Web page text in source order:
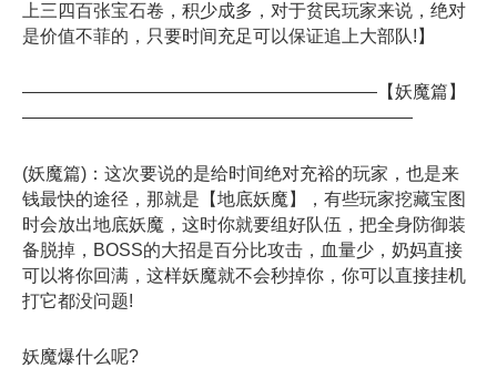
上三四百张宝石卷，积少成多，对于贫民玩家来说，绝对
是价值不菲的，只要时间充足可以保证追上大部队!】
————————————————————【妖魔篇】
——————————————————————
(妖魔篇)：这次要说的是给时间绝对充裕的玩家，也是来
钱最快的途径，那就是【地底妖魔】，有些玩家挖藏宝图
时会放出地底妖魔，这时你就要组好队伍，把全身防御装
备脱掉，BOSS的大招是百分比攻击，血量少，奶妈直接
可以将你回满，这样妖魔就不会秒掉你，你可以直接挂机
打它都没问题!
妖魔爆什么呢?